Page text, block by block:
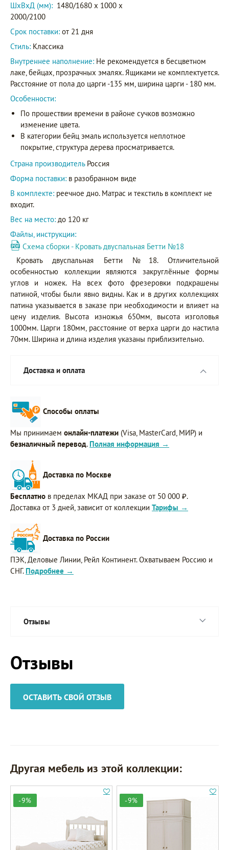
ШxВxД (мм): 1480/1680 x 1000 x
2000/2100
Срок поставки: от 21 дня
Стиль: Классика
Внутреннее наполнение: Не рекомендуется в бесцветном
лаке, бейцах, прозрачных эмалях. Ящиками не комплектуется.
Расстояние от пола до царги -135 мм, ширина царги - 180 мм.
Особенности:
По прошествии времени в районе сучков возможно
изменение цвета.
В категории бейц эмаль используется неплотное
покрытие, структура дерева просматривается.
Страна производитель Россия
Форма поставки: в разобранном виде
В комплекте: реечное дно. Матрас и текстиль в комплект не
входит.
Вес на место: до 120 кг
Файлы, инструкции:
Схема сборки - Кровать двуспальная Бетти №18
Кровать двуспальная Бетти №18. Отличительной
особенностью коллекции являются закруглённые формы
углов и ножек. На всех фото фрезеровки подкрашены
патиной, чтобы были явно видны. Как и в других коллекциях
патина указывается в заказе при необходимости и влияет на
цену изделия. Высота изножья 650мм, высота изголовья
1000мм. Царги 180мм, расстояние от верха царги до настила
70мм. Ширина и длина изделия указаны приблизительно.
Доставка и оплата
Способы оплаты
Мы принимаем онлайн-платежи (Visa, MasterCard, МИР) и
безналичный перевод. Полная информация →
Доставка по Москве
Бесплатно в пределах МКАД при заказе от 50 000 ₽.
Доставка от 3 дней, зависит от коллекции Тарифы →
Доставка по России
ПЭК, Деловые Линии, Рейл Континент. Охватываем Россию и
СНГ. Подробнее →
Отзывы
Отзывы
ОСТАВИТЬ СВОЙ ОТЗЫВ
Другая мебель из этой коллекции:
-9% -9%